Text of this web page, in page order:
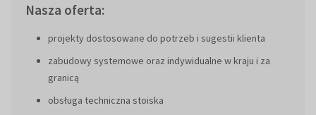
Nasza oferta:
projekty dostosowane do potrzeb i sugestii klienta
zabudowy systemowe oraz indywidualne w kraju i za
granicą
obsługa techniczna stoiska